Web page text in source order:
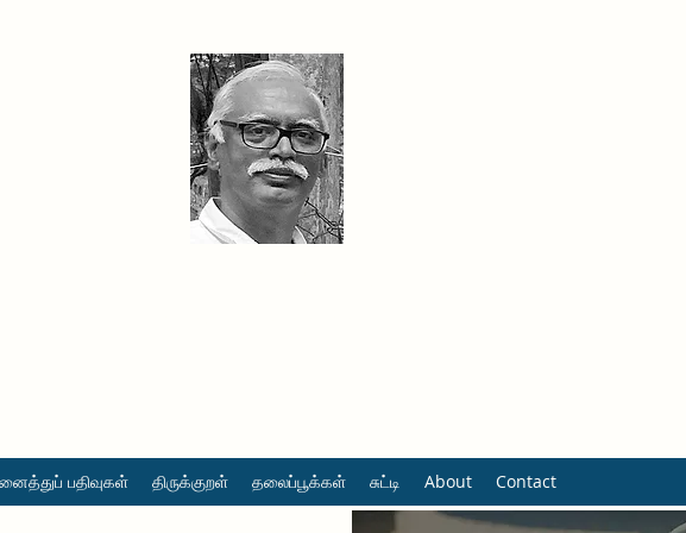
பதிவுகள் திருக்குறள் தலைப்பூக்கள் சுட்டி About Contact